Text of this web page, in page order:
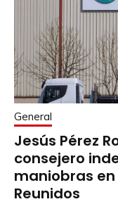
General
Jesús Pérez
consejero
maniobras
Reunidos